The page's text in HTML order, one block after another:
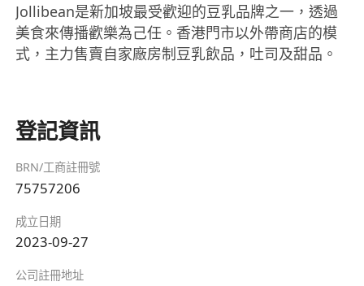
Jollibean是新加坡最受歡迎的豆乳品牌之一，透過
美食來傳播歡樂為己任。香港門市以外帶商店的模
式，主力售賣自家廠房制豆乳飲品，吐司及甜品。
登記資訊
BRN/工商註冊號
75757206
成立日期
2023-09-27
公司註冊地址